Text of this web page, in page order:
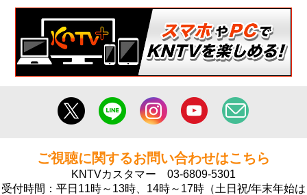
ご視聴に関するお問い合わせはこちら
KNTVカスタマー 03-6809-5301
受付時間：平日11時～13時、14時～17時（土日祝/年末年始は